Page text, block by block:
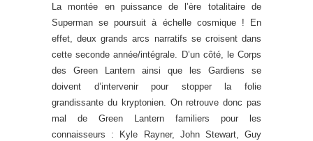
La montée en puissance de l’ère totalitaire de
Superman se poursuit à échelle cosmique ! En
effet, deux grands arcs narratifs se croisent dans
cette seconde année/intégrale. D’un côté, le Corps
des Green Lantern ainsi que les Gardiens se
doivent d’intervenir pour stopper la folie
grandissante du kryptonien. On retrouve donc pas
mal de Green Lantern familiers pour les
connaisseurs : Kyle Rayner, John Stewart, Guy